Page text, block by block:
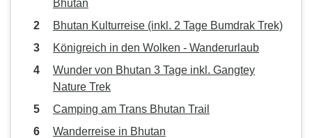
Bhutan
Bhutan Kulturreise (inkl. 2 Tage Bumdrak Trek)
Königreich in den Wolken - Wanderurlaub
Wunder von Bhutan 3 Tage inkl. Gangtey
Nature Trek
Camping am Trans Bhutan Trail
Wanderreise in Bhutan